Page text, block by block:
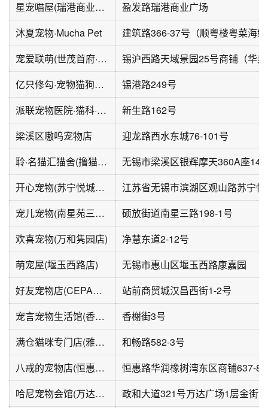
星宠喵屋(瑞港商业广场店)
盈发路瑞港商业广场
沐夏宠物·Mucha Pet
宠爱联萌(世茂首府·天域景园店)
亿只修勾·宠物猫狗活体·用品·婚配·寄养·洗澡·美容
锡港路249号
派联宠物医院·猫科·异宠·骨外科·转诊中心(新生路店)
新生路162号
梁溪区嗷呜宠物店
迎龙路西水东城76-101号
聆·名猫汇猫舍(撸猫养猫)
无锡市梁溪区银辉摩天360A座
开心宠物(苏宁悦城D区店)
宠儿宠物(南星苑三路店)
硕放街道南星三路198-1号
欢喜宠物(万和隽园店)
净慧东道2-12号
萌宠屋(堰玉西路店)
无锡市惠山区堰玉西路康嘉园
好友宠物店(CEPA大厦店)
站前商贸城汉昌西街1-2号
宠言宠物生活馆(香榭花园南区店)
香榭街3号
满仓猫咪专门店(雅居乐中央府店)
和畅路582-3号
八戒的宠物店(恒惠路店)
恒惠路华润橡树湾东区商铺637-8
哈尼宠物会馆(万达广场店)
政和大道321号万达广场1层金街